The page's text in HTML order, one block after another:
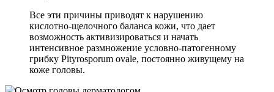
Все эти причины приводят к нарушению
кислотно-щелочного баланса кожи, что дает
возможность активизироваться и начать
интенсивное размножение условно-патогенному
грибку Pityrosporum ovale, постоянно живущему на
коже головы.